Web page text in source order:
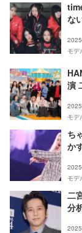
な
モデ
演
モデ
ち
か
モデ
二
分